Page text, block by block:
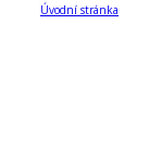
Úvodní stránka